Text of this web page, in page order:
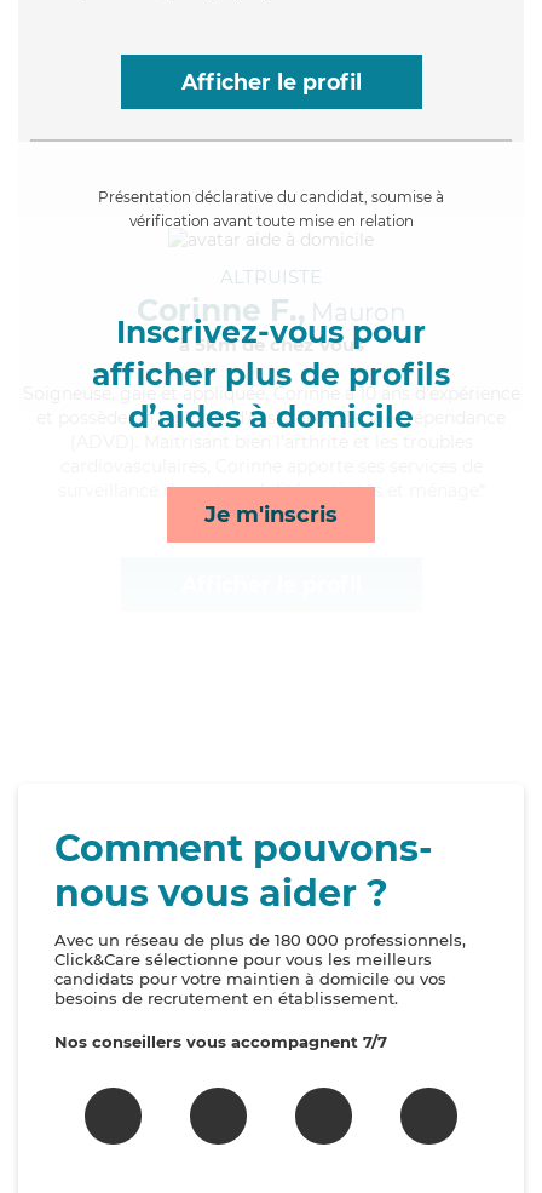
Afficher le profil
Présentation déclarative du candidat, soumise à
vérification avant toute mise en relation
Inscrivez-vous pour
afficher plus de profils
d’aides à domicile
Je m'inscris
ALTRUISTE
Corinne F., Mauron
à 5km de chez Vous
, gaie et appliquée, Corinne a 10 ans d'expérience
et possède un diplôme d'Assistante De Vie Dépendance
surveillance de nuit, mobilité, activités et ménage*
Comment pouvons-
nous vous aider ?
Avec un réseau de plus de 180 000 professionnels,
Click&Care sélectionne pour vous les meilleurs
candidats pour votre maintien à domicile ou vos
besoins de recrutement en établissement.
Nos conseillers vous accompagnent 7/7